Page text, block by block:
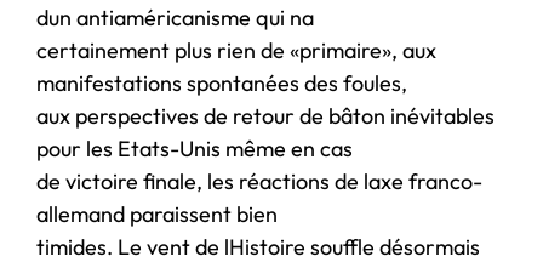
dun antiaméricanisme qui na
certainement plus rien de «primaire», aux
manifestations spontanées des foules,
aux perspectives de retour de bâton inévitables
pour les Etats-Unis même en cas
de victoire finale, les réactions de laxe franco-
allemand paraissent bien
timides. Le vent de lHistoire souffle désormais